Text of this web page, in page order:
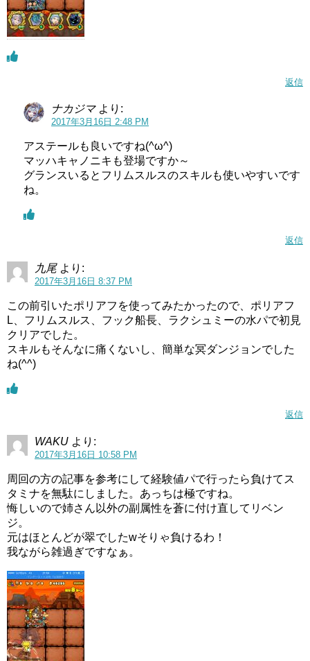
返信
ナカジマ より:
2017年3月16日 2:48 PM
アステールも良いですね(^ω^)
マッハキャノニキも登場ですか～
グランスいるとフリムスルスのスキルも使いやすいです
ね。
返信
九尾 より:
2017年3月16日 8:37 PM
この前引いたポリアフを使ってみたかったので、ポリアフ
L、フリムスルス、フック船長、ラクシュミーの水パで初見
クリアでした。
スキルもそんなに痛くないし、簡単な冥ダンジョンでした
ね(^^)
返信
WAKU より:
2017年3月16日 10:58 PM
周回の方の記事を参考にして経験値パで行ったら負けてス
タミナを無駄にしました。あっちは極ですね。
悔しいので姉さん以外の副属性を蒼に付け直してリベン
ジ。
元はほとんどが翠でしたwそりゃ負けるわ！
我ながら雑過ぎですなぁ。